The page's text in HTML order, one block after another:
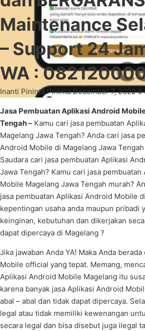
Maintenance
– Support 24
WA :
Inanti Pininta Pininta·December 7, 2022·0
Jasa Pembuatan Aplikasi Android
Tengah – Kamu cari jasa pembuatan
Magelang Jawa Tengah? Anda cari jasa
Android Mobile di Magelang Jawa
Saudara cari jasa pembuatan Aplikasi
Jawa Tengah? Kamu cari jasa
Mobile Magelang Jawa Tengah murah?
jasa pembuatan Aplikasi Android Mobile
kepentingan usaha anda maupun pribadi
keinginan, kebutuhan dan dikerjakan
dapat dipercaya di Magelang ?
Jika jawaban Anda YA! Maka Anda
Mobile official yang tepat. Memang,
Aplikasi Android Mobile Magelang itu
karena banyak jasa Aplikasi Android
abal – abal dan tidak dapat dipercaya.
legal atau tidak memiliki kewenangan
secara legal dan bisa disebut juga ilegal